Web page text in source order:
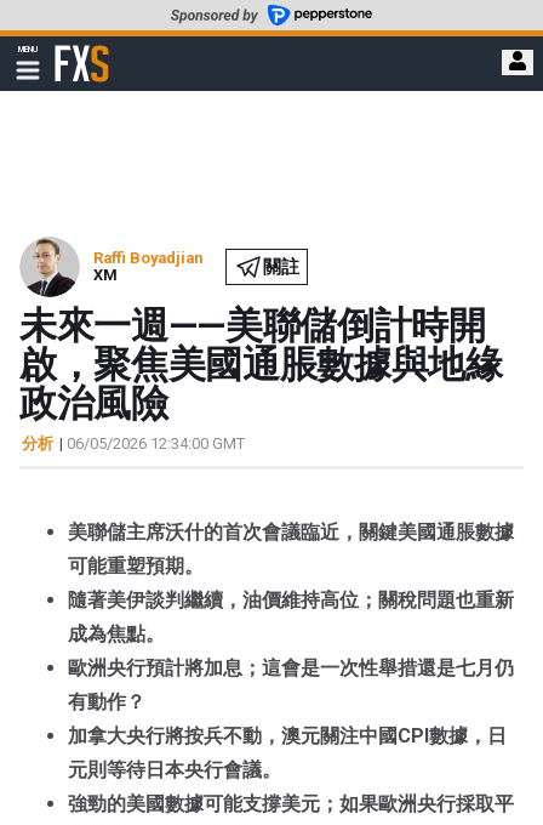
至
要
MENU
顯
示
FXStreet
Raffi Boyadjian
XM
關註
未來一週——美聯儲倒計時開
啟，聚焦美國通脹數據與地緣
政治風險
分析 | 06/05/2026 12:34:00 GMT
美聯儲主席沃什的首次會議臨近，關鍵美國通脹數據
可能重塑預期。
隨著美伊談判繼續，油價維持高位；關稅問題也重新
成為焦點。
歐洲央行預計將加息；這會是一次性舉措還是七月仍
有動作？
加拿大央行將按兵不動，澳元關注中國CPI數據，日
元則等待日本央行會議。
強勁的美國數據可能支撐美元；如果歐洲央行採取平